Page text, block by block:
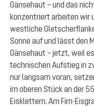
Gänsehaut – und das
konzentriert arbeiten wir
westliche
Sonne auf und lässt den
Gänsehaut – jetzt, weil
technischen Aufstieg in
nur langsam voran,
im oberen Stück an der
Eisklettern. Am Firn-